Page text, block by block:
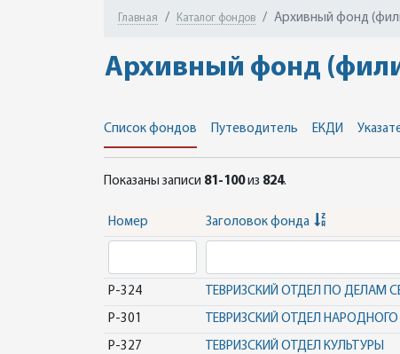
Главная Каталог фондов Архивный фонд
Архивный фонд
Список фондов Путеводитель ЕКДИ
Показаны записи 81-100из 824.
Номер Заголовок фонда
Р-324 ТЕВРИЗСКИЙ ОТДЕЛ ПО ДЕЛАМ
Р-301 ТЕВРИЗСКИЙ ОТДЕЛ
Р-327 ТЕВРИЗСКИЙ ОТДЕЛ КУЛЬТУРЫ